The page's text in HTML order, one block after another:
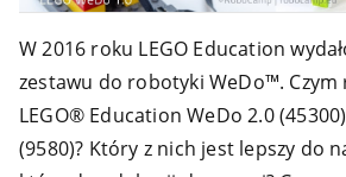
W 2016 roku LEGO Education
zestawu do robotyki WeDo™. Czym
LEGO® Education WeDo 2.0
(9580)? Który z nich jest lepszy do